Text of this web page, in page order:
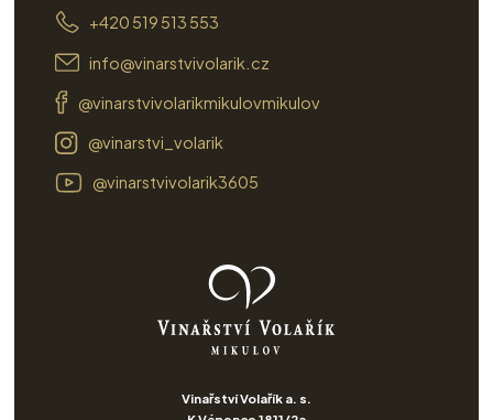
+420 519 513 553
info@vinarstvivolarik.cz
@vinarstvivolarikmikulovmikulov
@vinarstvi_volarik
@vinarstvivolarik3605
Vinařství Volařík a. s.